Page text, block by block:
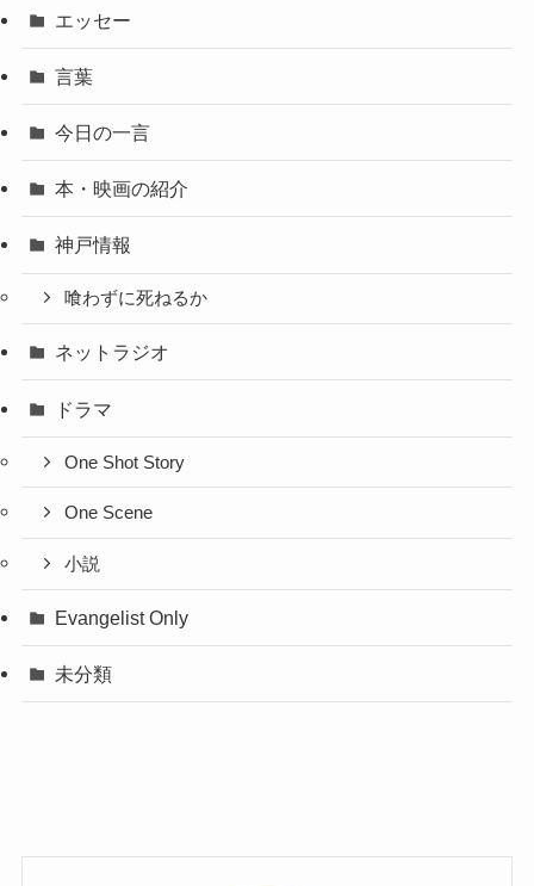
エッセー
言葉
今日の一言
本・映画の紹介
神戸情報
喰わずに死ねるか
ネットラジオ
ドラマ
One Shot Story
One Scene
小説
Evangelist Only
未分類